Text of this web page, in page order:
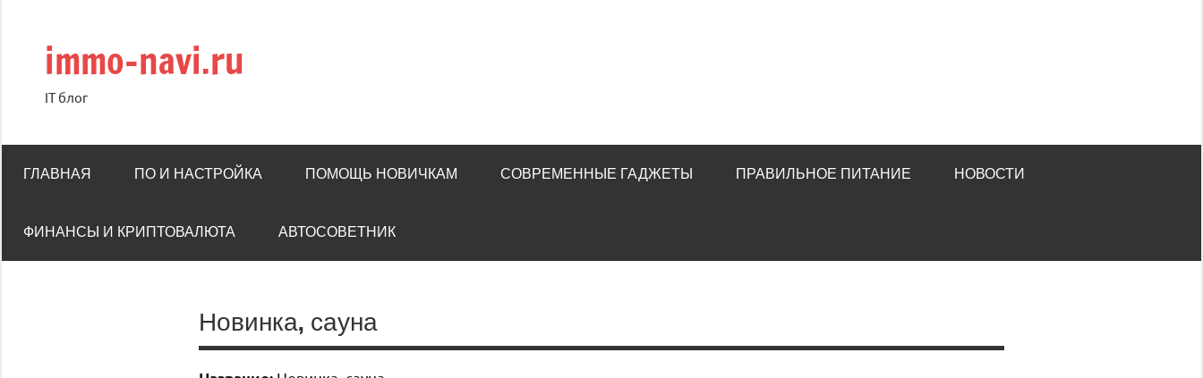
содержимому
immo-navi.ru
IT блог
ГЛАВНАЯ ПО И НАСТРОЙКА ПОМОЩЬ НОВИЧКАМ СОВРЕМЕННЫЕ ГАДЖЕТЫ ПРАВИЛЬНОЕ ПИТАНИЕ НОВОСТИ
ФИНАНСЫ И КРИПТОВАЛЮТА АВТОСОВЕТНИК
Новинка, сауна